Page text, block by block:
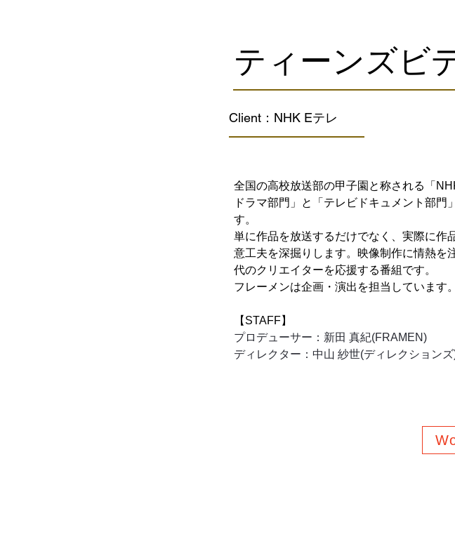
ティーンズビ
Client：NHK Eテレ
全国の高校放送部の甲子園と称される「
ドラマ部門」と「テレビドキュメント部
す。
単に作品を放送するだけでなく、実際に作
意工夫を深掘りします。映像制作に情熱を
代のクリエイターを応援する番組です。
フレーメンは企画・演出を担当しています。
【STAFF】
プロデューサー：新田 真紀(FRAMEN)
ディレクター：中山 紗世(ディレクション